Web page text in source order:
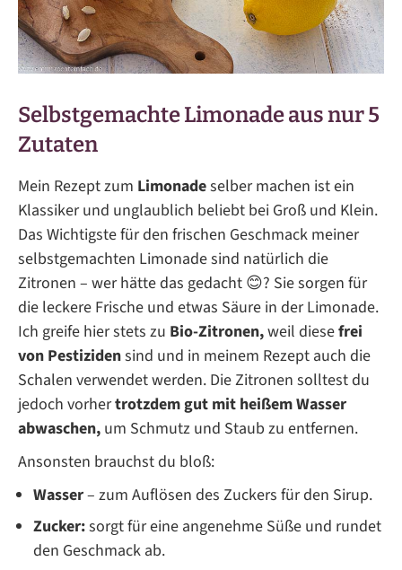
Selbstgemachte Limonade aus nur 5
Zutaten
Mein Rezept zum Limonadeselber machen ist ein
Klassiker und unglaublich beliebt bei Groß und Klein.
Das Wichtigste für den frischen Geschmack meiner
selbstgemachten Limonade sind natürlich die
Zitronen – wer hätte das gedacht 😊? Sie sorgen für
die leckere Frische und etwas Säure in der Limonade.
Ich greife hier stets zu Bio-Zitronen,weil diesefrei
von Pestizidensind und in meinem Rezept auch die
Schalen verwendet werden. Die Zitronen solltest du
jedoch vorhertrotzdem gut mit heißem Wasser
abwaschen, um Schmutz und Staub zu entfernen.
Ansonsten brauchst du bloß:
Wasser– zum Auflösen des Zuckers für den Sirup.
Zucker:sorgt für eine angenehme Süße und rundet
den Geschmack ab.